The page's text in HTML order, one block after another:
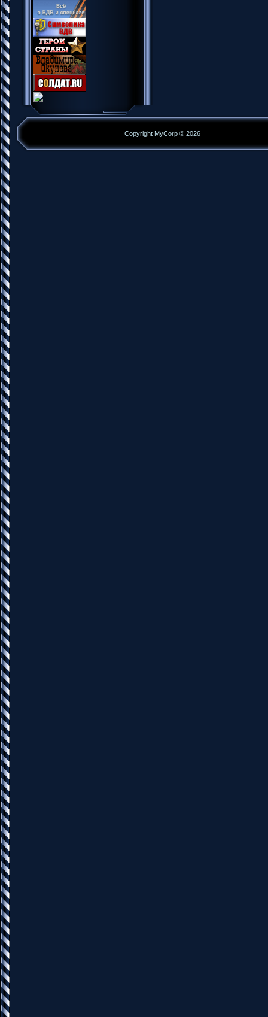
Copyright MyCorp © 2026